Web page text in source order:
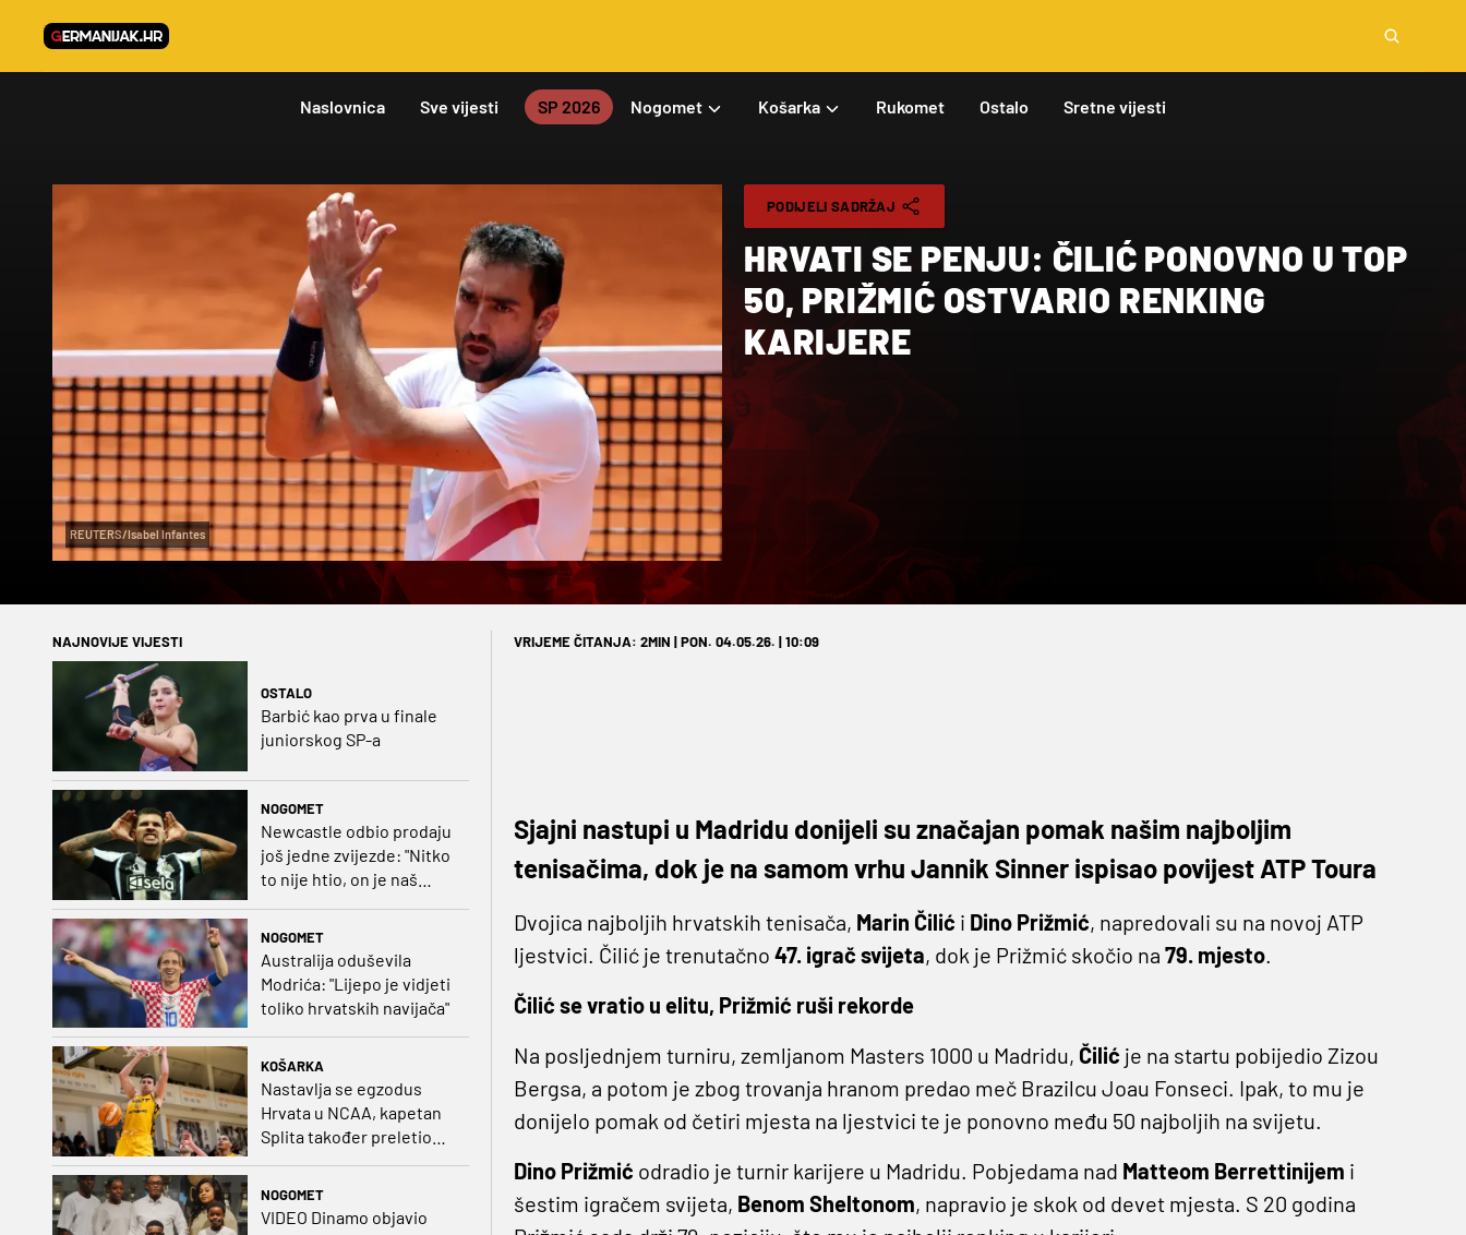
Naslovnica Sve vijesti SP 2026 Nogomet Košarka Rukomet Ostalo Sretne vijesti
REUTERS/Isabel Infantes
PODIJELI SADRŽAJ
HRVATI SE PENJU: ČILIĆ PONOVNO U TOP
50, PRIŽMIĆ OSTVARIO RENKING
KARIJERE
NAJNOVIJE VIJESTI
OSTALO
Barbić kao prva u finale
juniorskog SP-a
NOGOMET
Newcastle odbio prodaju
još jedne zvijezde: "Nitko
to nije htio, on je naš
NOGOMET
Australija oduševila
Modrića: "Lijepo je vidjeti
toliko hrvatskih navijača"
KOŠARKA
Nastavlja se egzodus
Hrvata u NCAA, kapetan
Splita također preletio
Atlantik
NOGOMET
VIDEO Dinamo objavio
VRIJEME ČITANJA: 2MIN | PON. 04.05.26. | 10:09
Sjajni nastupi u Madridu donijeli su značajan pomak našim najboljim
tenisačima, dok je na samom vrhu Jannik Sinner ispisao povijest ATP Toura
Dvojica najboljih hrvatskih tenisača, Marin Čilić i Dino Prižmić, napredovali su na novoj ATP
ljestvici. Čilić je trenutačno 47. igrač svijeta, dok je Prižmić skočio na 79. mjesto.
Čilić se vratio u elitu, Prižmić ruši rekorde
Na posljednjem turniru, zemljanom Masters 1000 u Madridu, Čilić je na startu pobijedio Zizou
Bergsa, a potom je zbog trovanja hranom predao meč Brazilcu Joau Fonseci. Ipak, to mu je
donijelo pomak od četiri mjesta na ljestvici te je ponovno među 50 najboljih na svijetu.
Dino Prižmić odradio je turnir karijere u Madridu. Pobjedama nad Matteom Berrettinijem i
šestim igračem svijeta, Benom Sheltonom, napravio je skok od devet mjesta. S 20 godina